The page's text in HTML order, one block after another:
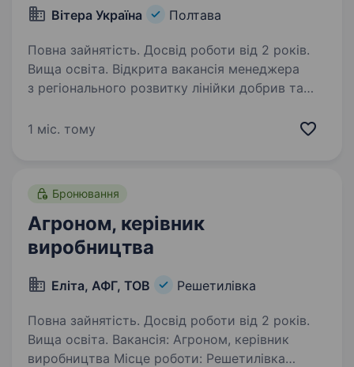
Вітера Україна
Полтава
Повна зайнятість. Досвід роботи від 2 років.
Вища освіта. Відкрита вакансія менеджера
з регіонального розвитку лінійки добрив та
«Вітера Україна» — агрохімічна компанія з 19
1 міс. тому
Бронювання
Агроном, керівник
виробництва
Еліта, АФГ, ТОВ Решетилівка
Повна зайнятість. Досвід роботи від 2 років.
Вища освіта. Вакансія: Агроном, керівник
виробництва Місце роботи: Решетилівка